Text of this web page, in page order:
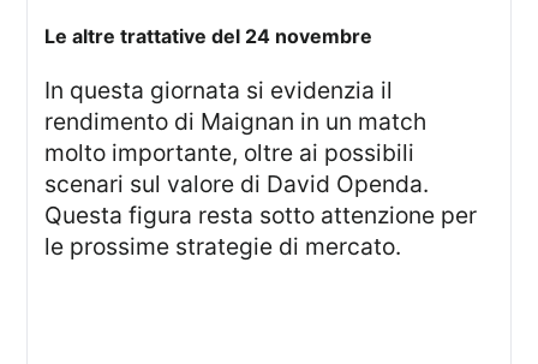
Le altre trattative del 24 novembre
In questa giornata si evidenzia il
rendimento di Maignan in un match
molto importante, oltre ai possibili
scenari sul valore di David Openda.
Questa figura resta sotto attenzione per
le prossime strategie di mercato.